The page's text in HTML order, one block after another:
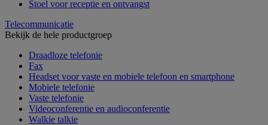
Stoel voor receptie en ontvangst
Telecommunicatie
Bekijk de hele productgroep
Draadloze telefonie
Fax
Headset voor vaste en mobiele telefoon en smartphone
Mobiele telefonie
Vaste telefonie
Videoconferentie en audioconferentie
Walkie talkie